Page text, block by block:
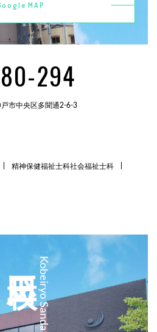
MAP
294
市中央区多聞通2-6-3
精神保健福祉士科社会福祉士科
Kobeiryo Sanda